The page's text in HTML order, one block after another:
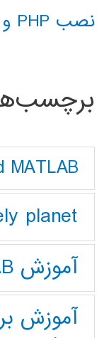
نصب PHP و composer در ویندوز 10
MATLAB
planet
آموزش MATLAB
آموزش